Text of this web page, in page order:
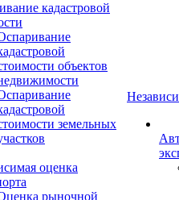
кадастровой
объектов
земельных
оценка
рыночной